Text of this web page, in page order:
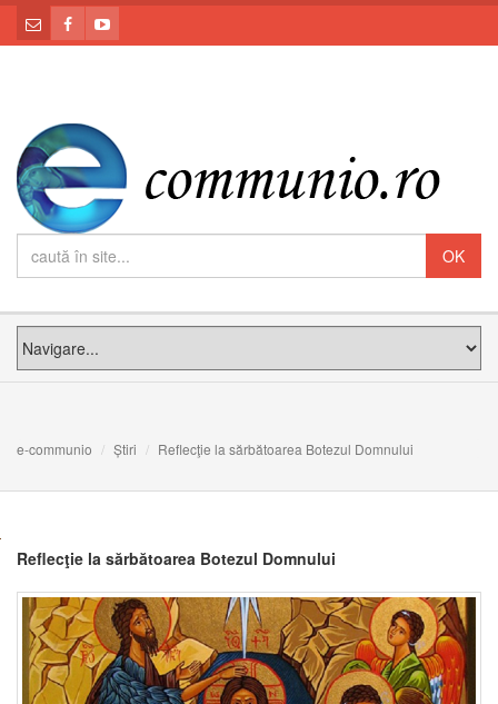
e-communio Știri Reflecţie la sărbătoarea Botezul Domnului
Reflecţie la sărbătoarea Botezul Domnului